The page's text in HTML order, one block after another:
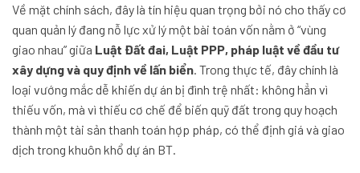
Về mặt chính sách, đây là tín hiệu quan trọng bởi nó cho thấy cơ
quan quản lý đang nỗ lực xử lý một bài toán vốn nằm ở “vùng
giao nhau” giữa Luật Đất đai, Luật PPP, pháp luật về đầu tư
xây dựng và quy định về lấn biển . Trong thực tế, đây chính là
loại vướng mắc dễ khiến dự án bị đình trệ nhất: không hẳn vì
thiếu vốn, mà vì thiếu cơ chế để biến quỹ đất trong quy hoạch
thành một tài sản thanh toán hợp pháp, có thể định giá và giao
dịch trong khuôn khổ dự án BT.